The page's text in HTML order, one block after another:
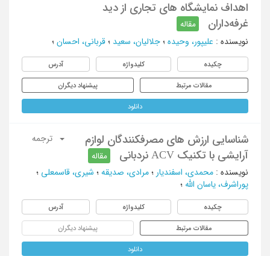
اهداف نمایشگاه های تجاری از دید
غرفه‌داران
مقاله
نویسنده : علیپور، وحیده ؛ جلالیان، سعید ؛ قربانی، احسان ؛
چکیده کلیدواژه آدرس
مقالات مرتبط پیشنهاد دیگران
دانلود
شناسایی ارزش های مصرف‎کنندگان لوازم
آرایشی با تکنیک ACV نردبانی
مقاله
ترجمه
نویسنده : محمدی، اسفندیار ؛ مرادی، صدیقه ؛ شیری، قاسمعلی ؛
پوراشرف، یاسان الله ؛
چکیده کلیدواژه آدرس
مقالات مرتبط پیشنهاد دیگران
دانلود